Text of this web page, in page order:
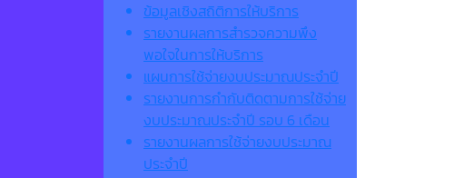
ข้อมูลเชิงสถิติการให้บริการ
รายงานผลการสำรวจความพึง
พอใจในการให้บริการ
แผนการใช้จ่ายงบประมาณประจำปี
รายงานการกำกับติดตามการใช้จ่าย
งบประมาณประจำปี รอบ 6 เดือน
รายงานผลการใช้จ่ายงบประมาณ
ประจำปี